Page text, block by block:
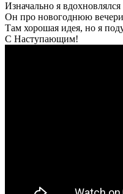
Изначально я
Он про новогоднюю
Там хорошая идея, но я
С Наступающим!